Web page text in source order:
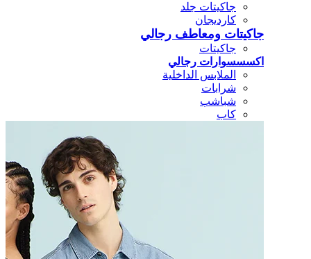
جاكيتات جلد
كارديجان
جاكيتات ومعاطف رجالي
جاكيتات
اكسسسوارات رجالي
الملابس الداخلية
شرابات
شباشب
كاب